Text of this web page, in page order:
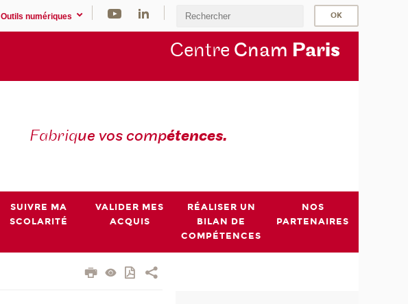
Outils numériques
Centre Cnam Paris
Fabrique vos compétences.
SUIVRE MA
SCOLARITÉ
VALIDER MES
ACQUIS
RÉALISER UN
BILAN DE
COMPÉTENCES
NOS
PARTENAIRES